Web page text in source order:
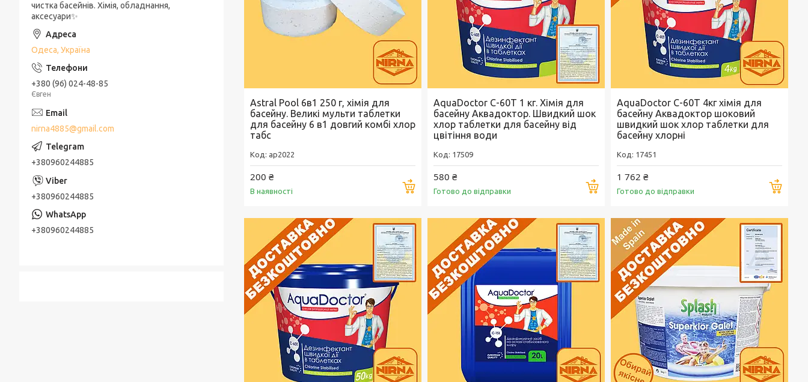
Astral Pool 6в1 250 г, хімія для
басейну. Великі мульти таблетки
для басейну 6 в1 довгий комбі хлор
табс
ap2022
200 ₴
В наявності Купити
AquaDoctor C-60T 1 кг. Хімія для
басейну Аквадоктор. Швидкий шок
хлор таблетки для басейну від
цвітіння води
17509
580 ₴
Готово до відправки Купити
AquaDoctor C-60T 4кг хімія для
басейну Аквадоктор шоковий
швидкий шок хлор таблетки для
басейну хлорні
17451
1 762 ₴
Готово до відправки
чистка басейнів. Хімія, обладнання,
аксесуари✨
Одеса, Україна
+380 (96) 024-48-85
Євген
nirna4885@gmail.com
+380960244885
+380960244885
+380960244885